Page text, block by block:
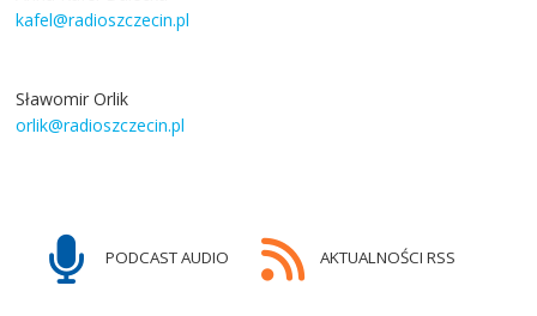
kafel@radioszczecin.pl
Sławomir Orlik
orlik@radioszczecin.pl
PODCAST AUDIO AKTUALNOŚCI RSS